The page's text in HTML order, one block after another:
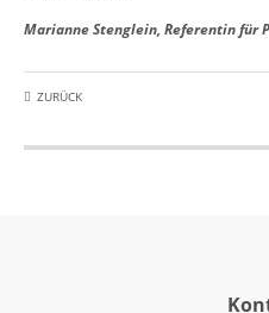
Marianne Stenglein, Referentin für
ZURÜCK